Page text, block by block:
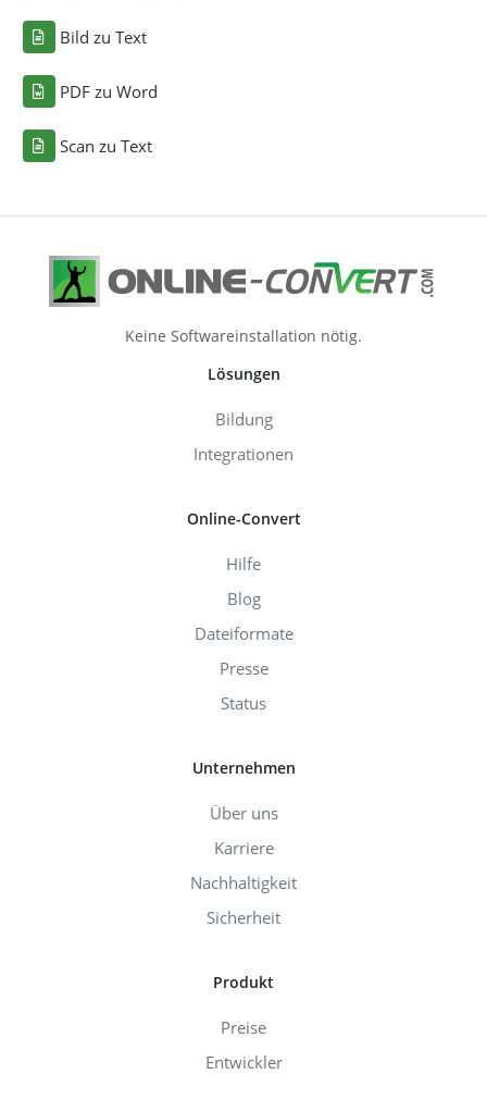
Bild zu Text
PDF zu Word
Scan zu Text
Keine Softwareinstallation nötig.
Lösungen
Bildung
Integrationen
Online-Convert
Hilfe
Blog
Dateiformate
Presse
Status
Unternehmen
Über uns
Karriere
Nachhaltigkeit
Sicherheit
Produkt
Preise
Entwickler